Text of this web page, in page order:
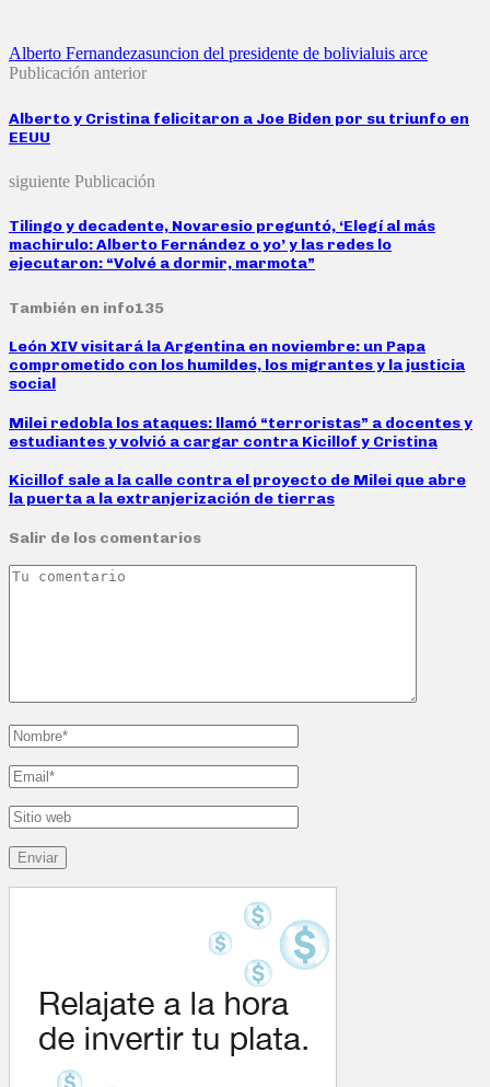
Alberto Fernandezasuncion del presidente de bolivialuis arce
Publicación anterior
Alberto y Cristina felicitaron a Joe Biden por su triunfo en
EEUU
siguiente Publicación
Tilingo y decadente, Novaresio preguntó, ‘Elegí al más
machirulo: Alberto Fernández o yo’ y las redes lo
ejecutaron: “Volvé a dormir, marmota”
También en info135
León XIV visitará la Argentina en noviembre: un Papa
comprometido con los humildes, los migrantes y la justicia
social
Milei redobla los ataques: llamó “terroristas” a docentes y
estudiantes y volvió a cargar contra Kicillof y Cristina
Kicillof sale a la calle contra el proyecto de Milei que abre
la puerta a la extranjerización de tierras
Salir de los comentarios